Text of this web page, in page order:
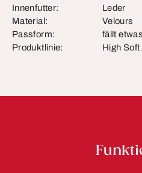
Innenfutter:
Leder
Material:
Velours
Passform:
fällt
Produktlinie:
High Soft